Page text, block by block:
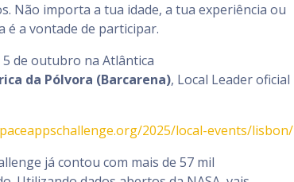
Não importa a tua idade, a tua experiência ou
é a vontade de participar.
de outubro na Atlântica
da Pólvora (Barcarena), Local Leader oficial
2025/local-events/lisbon/
já contou com mais de 57 mil